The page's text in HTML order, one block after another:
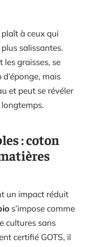
à ceux qui
salissantes.
les graisses, se
mais
et peut se révéler
: coton
un impact réduit
s’impose comme
cultures sans
certifié GOTS, il